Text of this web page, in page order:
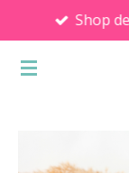
direct
naar
Shop